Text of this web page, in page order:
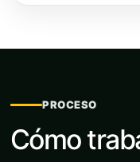
PROCESO
Cómo